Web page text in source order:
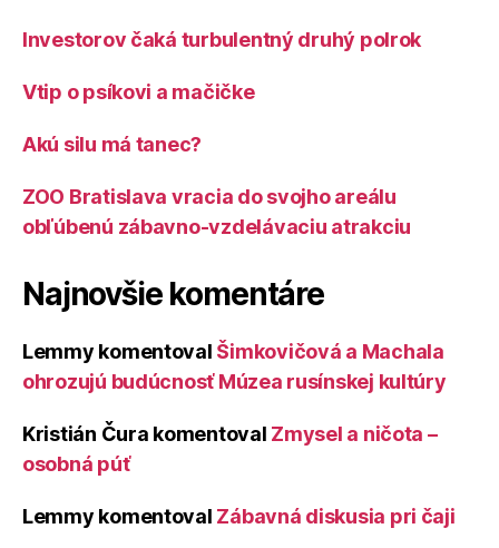
Investorov čaká turbulentný druhý polrok
Vtip o psíkovi a mačičke
Akú silu má tanec?
ZOO Bratislava vracia do svojho areálu
obľúbenú zábavno-vzdelávaciu atrakciu
Najnovšie komentáre
Lemmy komentoval Šimkovičová a Machala
ohrozujú budúcnosť Múzea rusínskej kultúry
Kristián Čura komentoval Zmysel a ničota –
osobná púť
Lemmy komentoval Zábavná diskusia pri čaji